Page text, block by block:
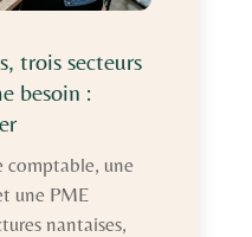
trois secteurs
besoin :
comptable, une
une PME
nantaises,